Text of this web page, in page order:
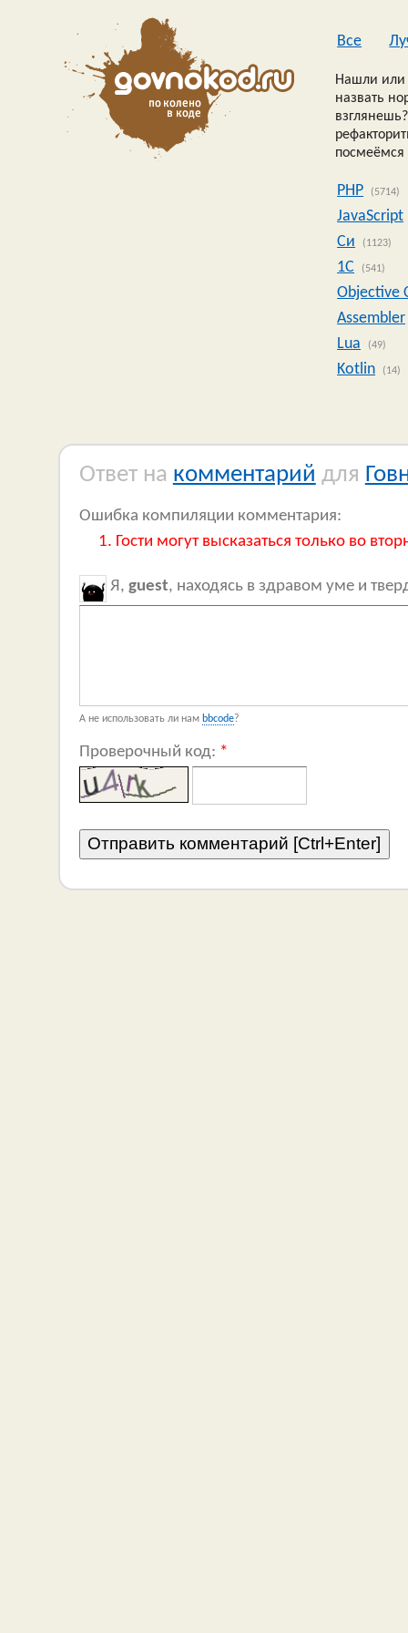
Все
Нашли или
назвать
посмеёмся
PHP (5714)
JavaScript
Си
(1123)
1C (541)
Objective
Assembler
Lua
(49)
Kotlin (14)
Ответ на комментарий для
Ошибка компиляции комментария:
Гости могут высказаться только во
Я, guest, находясь в здравом уме и
А не использовать ли нам bbcode?
Проверочный код: *